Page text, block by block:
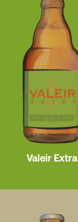
Valeir Extra